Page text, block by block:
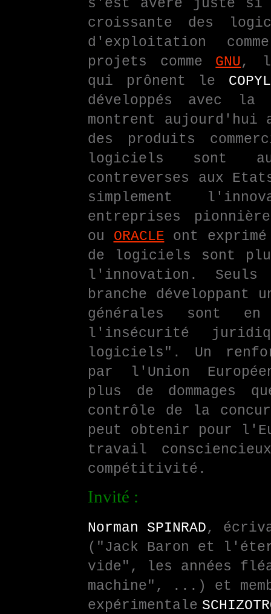
s'est avéré juste si
croissante des
d'exploitation
projets comme GNU,
qui prônent le
développés avec
montrent
des produits
logiciels sont
contreverses aux
simplement
entreprises
ou ORACLE ont
de logiciels sont
l'innovation.
branche développant
générales sont
l'insécurité
logiciels". Un
par l'Union
plus de dommages
contrôle de la
peut obtenir pour
travail
compétitivité.
Invité :
Norman SPINRAD,
("Jack Baron et
vide", les années
machine", ...) et
expérimentale